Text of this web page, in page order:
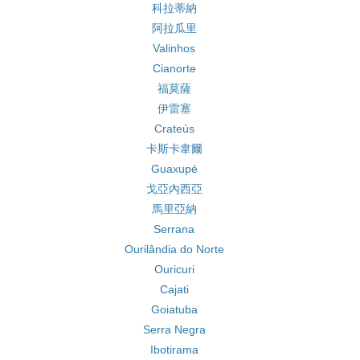
科拉蒂納
阿拉瓜里
Valinhos
Cianorte
福莫薩
伊雷塞
Crateús
卡斯卡韋爾
Guaxupé
戈亞內西亞
馬里亞納
Serrana
Ourilândia do Norte
Ouricuri
Cajati
Goiatuba
Serra Negra
Ibotirama